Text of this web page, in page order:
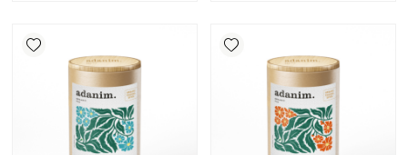
Add wishlist